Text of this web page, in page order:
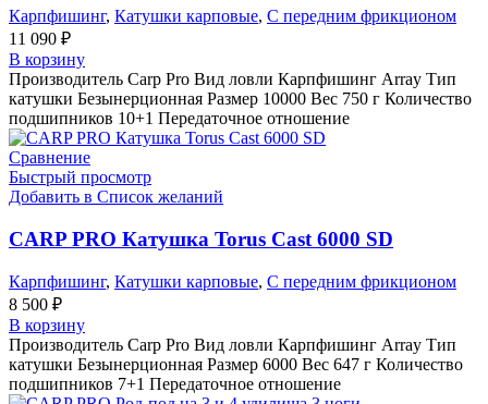
Карпфишинг, Катушки карповые, С передним фрикционом
11 090 ₽
В корзину
Производитель Carp Pro Вид ловли Карпфишинг Array Тип
катушки Безынерционная Размер 10000 Вес 750 г Количество
подшипников 10+1 Передаточное отношение
Сравнение
Быстрый просмотр
Добавить в Список желаний
CARP PRO Катушкa Torus Cast 6000 SD
Карпфишинг, Катушки карповые, С передним фрикционом
8 500 ₽
В корзину
Производитель Carp Pro Вид ловли Карпфишинг Array Тип
катушки Безынерционная Размер 6000 Вес 647 г Количество
подшипников 7+1 Передаточное отношение